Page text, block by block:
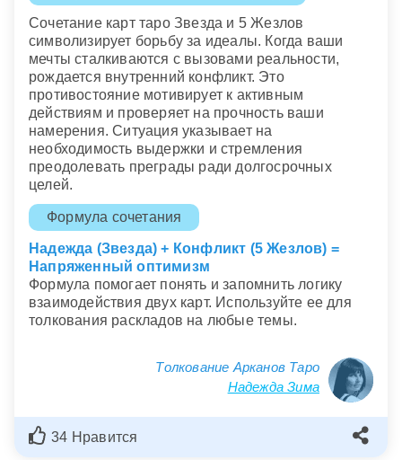
Сочетание карт таро Звезда и 5 Жезлов
символизирует борьбу за идеалы. Когда ваши
мечты сталкиваются с вызовами реальности,
рождается внутренний конфликт. Это
противостояние мотивирует к активным
действиям и проверяет на прочность ваши
намерения. Ситуация указывает на
необходимость выдержки и стремления
преодолевать преграды ради долгосрочных
целей.
Формула сочетания
Надежда (Звезда) + Конфликт (5 Жезлов) =
Напряженный оптимизм
Формула помогает понять и запомнить логику
взаимодействия двух карт. Используйте ее для
толкования раскладов на любые темы.
Толкование Арканов Таро
Надежда Зима
34 Нравится